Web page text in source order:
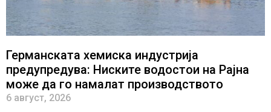
Германската хемиска индустрија
предупредува: Ниските водостои на Рајна
може да го намалат производството
6 август, 2026